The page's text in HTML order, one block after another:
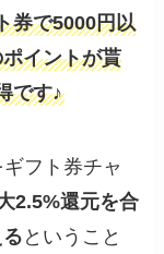
券で5000円以
イントが貰
です♪
フト券チャ
2.5%還元を合
ということ